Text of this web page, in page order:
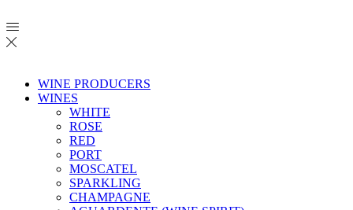
WINE PRODUCERS
WINES
WHITE
ROSE
RED
PORT
MOSCATEL
SPARKLING
CHAMPAGNE